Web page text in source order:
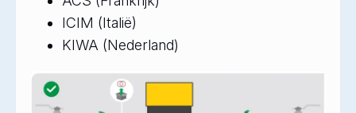
ICIM (Italië)
KIWA (Nederland)